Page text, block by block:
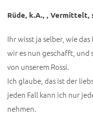
Rüde, k.A., , Vermittelt,
Ihr wisst ja selber, wie
wir es nun geschafft, und
von unserem Rossi.
Ich glaube, das ist der
jeden Fall kann ich nur
nehmen.